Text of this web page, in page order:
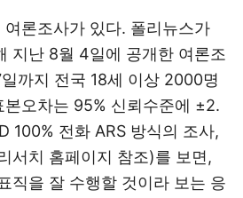
론조사가 있다. 폴리뉴스가
지난 8월 4일에 공개한 여론조
까지 전국 18세 이상 2000명
본오차는 95% 신뢰수준에 ±2.
100% 전화 ARS 방식의 조사,
서치 홈페이지 참조)를 보면,
직을 잘 수행할 것이라 보는 응